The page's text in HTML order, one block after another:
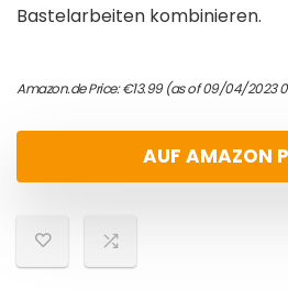
Bastelarbeiten kombinieren.
Amazon.de Price:€13.99(as of 09/04/2023
AUF AMAZON